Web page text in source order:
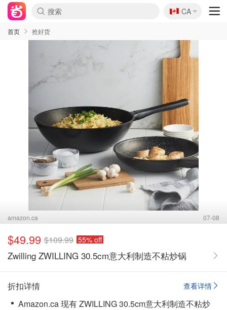
🇨🇦
CA
首页 抢好货
amazon.ca 07-08
$49.99 $109.99 55% off
Zwilling ZWILLING 30.5cm意大利制造不粘炒锅
查看详情
折扣详情
Amazon.ca 现有 ZWILLING 30.5cm意大利制造不粘炒